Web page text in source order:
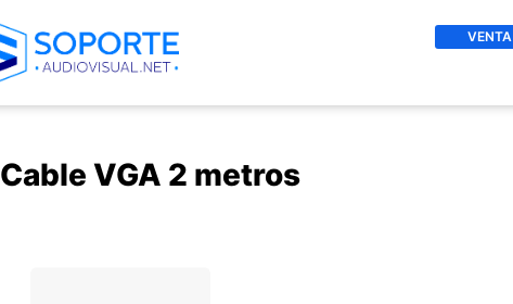
VENTA
Cable VGA 2 metros